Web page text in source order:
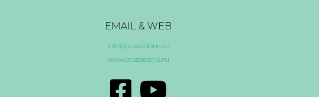
EMAIL & WEB
info@zusdobris.eu
www.zusdobris.eu